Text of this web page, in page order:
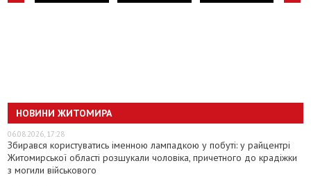
НОВИНИ ЖИТОМИРА
06.08.2026, 17:28
Збирався користуватись іменною лампадкою у побуті: у райцентрі
Житомирської області розшукали чоловіка, причетного до крадіжки
з могили військового